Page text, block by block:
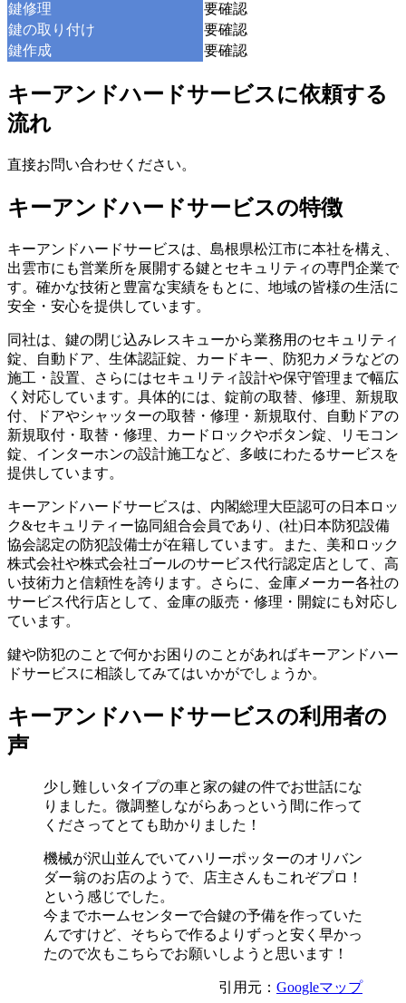
鍵修理
要確認
鍵の取り付け
要確認
鍵作成
要確認
キーアンドハードサービスに依頼する
流れ
直接お問い合わせください。
キーアンドハードサービスの特徴
キーアンドハードサービスは、島根県松江市に本社を構え、
出雲市にも営業所を展開する鍵とセキュリティの専門企業で
す。確かな技術と豊富な実績をもとに、地域の皆様の生活に
安全・安心を提供しています。
同社は、鍵の閉じ込みレスキューから業務用のセキュリティ
錠、自動ドア、生体認証錠、カードキー、防犯カメラなどの
施工・設置、さらにはセキュリティ設計や保守管理まで幅広
く対応しています。具体的には、錠前の取替、修理、新規取
付、ドアやシャッターの取替・修理・新規取付、自動ドアの
新規取付・取替・修理、カードロックやボタン錠、リモコン
錠、インターホンの設計施工など、多岐にわたるサービスを
提供しています。
キーアンドハードサービスは、内閣総理大臣認可の日本ロッ
ク&セキュリティー協同組合会員であり、(社)日本防犯設備
協会認定の防犯設備士が在籍しています。また、美和ロック
株式会社や株式会社ゴールのサービス代行認定店として、高
い技術力と信頼性を誇ります。さらに、金庫メーカー各社の
サービス代行店として、金庫の販売・修理・開錠にも対応し
ています。
鍵や防犯のことで何かお困りのことがあればキーアンドハー
ドサービスに相談してみてはいかがでしょうか。
キーアンドハードサービスの利用者の
声
少し難しいタイプの車と家の鍵の件でお世話にな
りました。微調整しながらあっという間に作って
くださってとても助かりました！
機械が沢山並んでいてハリーポッターのオリバン
ダー翁のお店のようで、店主さんもこれぞプロ！
という感じでした。
今までホームセンターで合鍵の予備を作っていた
んですけど、そちらで作るよりずっと安く早かっ
たので次もこちらでお願いしようと思います！
引用元： Googleマップ